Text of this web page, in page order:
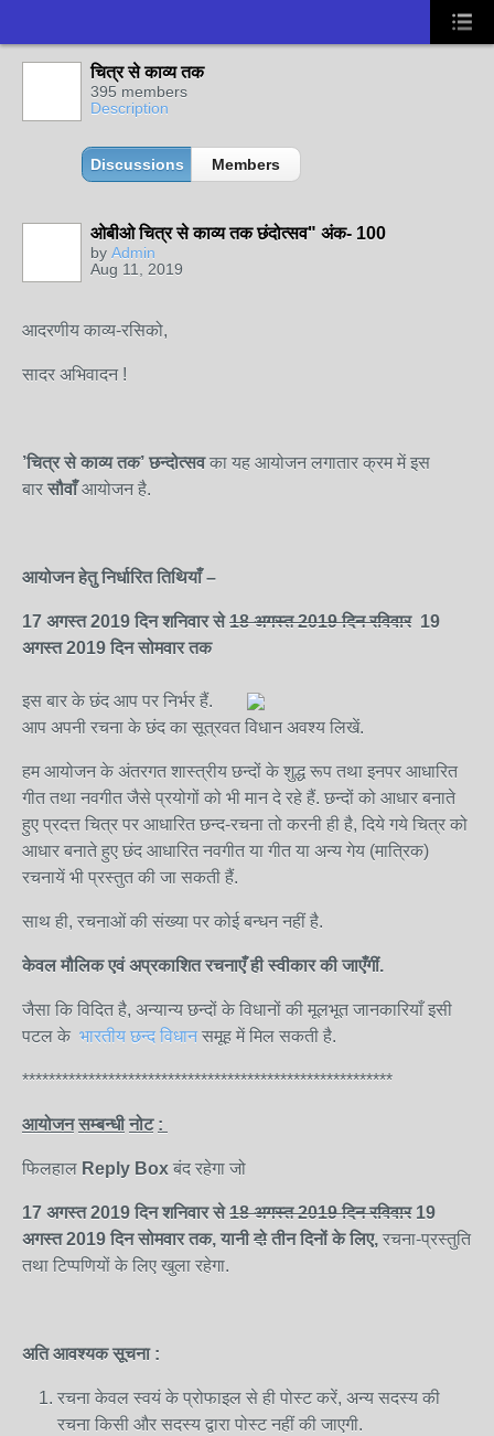
चित्र से काव्य तक
395 members
Description
Discussions Members
ओबीओ चित्र से काव्य तक छंदोत्सव" अंक- 100
by Admin
Aug 11, 2019
आदरणीय काव्य-रसिको,
सादर अभिवादन !
’चित्र से काव्य तक’ छन्दोत्सवका यह आयोजन लगातार क्रम में इस
बार सौवाँ आयोजन है.
आयोजन हेतु निर्धारित तिथियाँ –
17 अगस्त2019 दिनशनिवार से 18 अगस्त 2019दिनरविवार 19
अगस्त2019 दिन सोमवारतक
इस बार के छंद आप पर निर्भर हैं.
आप अपनी रचना के छंद का सूत्रवत विधान अवश्य लिखें.
हम आयोजन के अंतरगत शास्त्रीय छन्दों के शुद्ध रूप तथा इनपर आधारित
गीत तथा नवगीत जैसे प्रयोगों को भी मान दे रहे हैं. छन्दों को आधार बनाते
हुए प्रदत्त चित्र पर आधारित छन्द-रचना तो करनी ही है, दिये गये चित्र को
आधार बनाते हुए छंद आधारित नवगीत या गीत या अन्य गेय (मात्रिक)
रचनायें भी प्रस्तुत की जा सकती हैं.
साथ ही, रचनाओं की संख्या पर कोई बन्धन नहीं है.
केवल मौलिक एवं अप्रकाशित रचनाएँ ही स्वीकार की जाएँगीं.
जैसा कि विदित है, अन्यान्य छन्दों के विधानों की मूलभूत जानकारियाँ इसी
पटल के भारतीय छन्द विधानसमूह में मिल सकती है.
********************************************************
आयोजन सम्बन्धी नोट :
फिलहाल Reply Box बंद रहेगा जो
17 अगस्त 2019 दिन शनिवार से18अगस्त2019 दिन रविवार 19
अगस्त2019 दिन सोमवारतक, यानीदोतीन दिनों के लिए, रचना-प्रस्तुति
तथा टिप्पणियों के लिए खुला रहेगा.
अति आवश्यक सूचना :
रचना केवल स्वयं के प्रोफाइल से ही पोस्ट करें, अन्य सदस्य की
रचना किसी और सदस्य द्वारा पोस्ट नहीं की जाएगी.